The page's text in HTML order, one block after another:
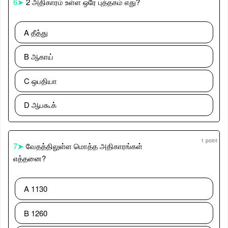
A தீத்து
B ஆகாய்
C ஒபதியா
D ஆபகூக்
7➤ வேதத்திலுள்ள மொத்த அதிகாரங்கள்
எத்தனை?
1 point
A 1130
B 1260